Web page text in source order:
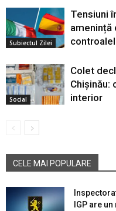
Subiectul Zilei
Tensiuni
amenință
Social
Colet
Chișinău:
interior
CELE MAI POPULARE
IGP are